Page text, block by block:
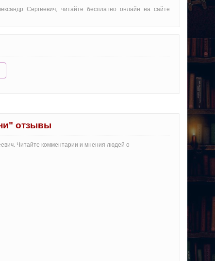
Сергеевич, читайте бесплатно онлайн на сайте
отзывы
Читайте комментарии и мнения людей о